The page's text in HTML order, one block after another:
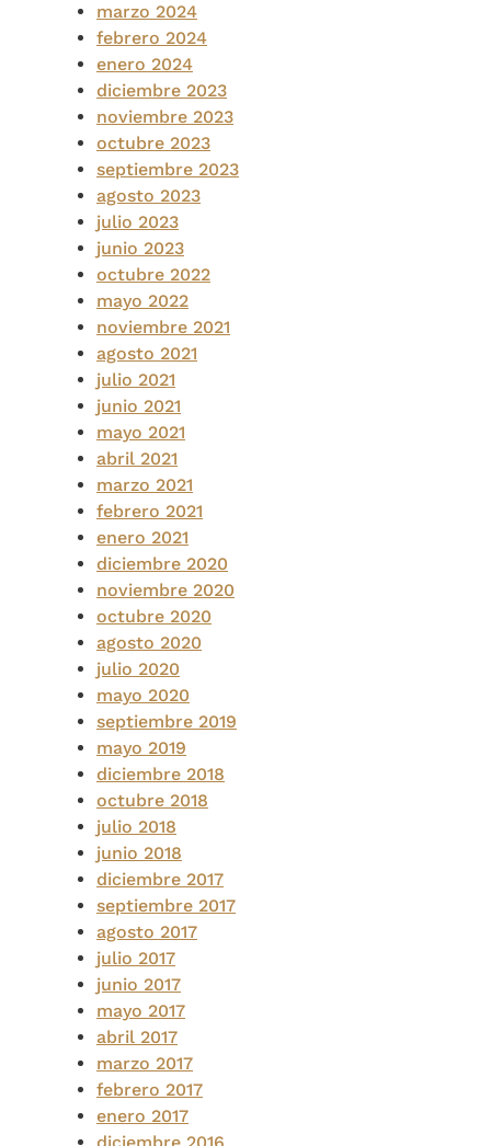
marzo 2024
febrero 2024
enero 2024
diciembre 2023
noviembre 2023
octubre 2023
septiembre 2023
agosto 2023
julio 2023
junio 2023
octubre 2022
mayo 2022
noviembre 2021
agosto 2021
julio 2021
junio 2021
mayo 2021
abril 2021
marzo 2021
febrero 2021
enero 2021
diciembre 2020
noviembre 2020
octubre 2020
agosto 2020
julio 2020
mayo 2020
septiembre 2019
mayo 2019
diciembre 2018
octubre 2018
julio 2018
junio 2018
diciembre 2017
septiembre 2017
agosto 2017
julio 2017
junio 2017
mayo 2017
abril 2017
marzo 2017
febrero 2017
enero 2017